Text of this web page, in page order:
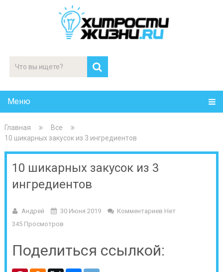
Меню
Главная
Все
10 шикарных закусок из 3 ингредиентов
10 шикарных закусок из 3
ингредиентов
Андрей 30 Июня 2019
Комментариев Нет
345 Просмотров
Поделиться ссылкой: